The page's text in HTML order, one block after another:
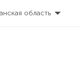
область